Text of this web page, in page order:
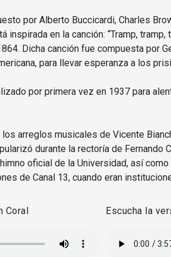
por Alberto Buccicardi, Charles
inspirada en la canción: “Tramp, tramp,
Dicha canción fue compuesta por
para llevar esperanza a los
por primera vez en 1937 para
arreglos musicales de Vicente
durante la rectoría de Fernando
oficial de la Universidad, así
de Canal 13, cuando eran
Coral Escucha la